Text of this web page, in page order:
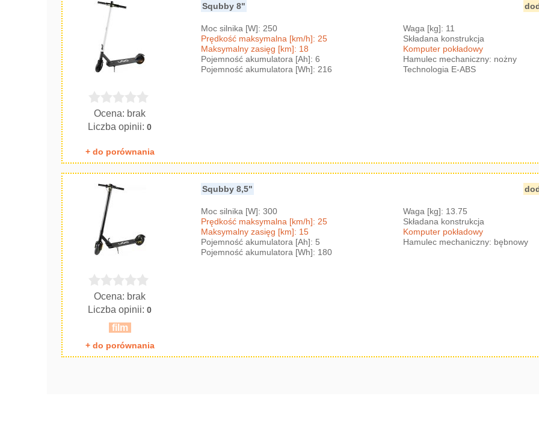
Squbby 8"
Ocena: brak
Liczba opinii:0
Moc silnika [W]: 250
Prędkość maksymalna [km/h]: 25
Maksymalny zasięg [km]: 18
Pojemność akumulatora [Ah]: 6
Pojemność akumulatora [Wh]: 216
Waga [kg]: 11
Składana konstrukcja
Komputer pokładowy
Hamulec mechaniczny: nożny
Technologia E-ABS
+ do porównania
Squbby 8,5"
Ocena: brak
Liczba opinii:0
film
Moc silnika [W]: 300
Prędkość maksymalna [km/h]: 25
Maksymalny zasięg [km]: 15
Pojemność akumulatora [Ah]: 5
Pojemność akumulatora [Wh]: 180
Waga [kg]: 13.75
Składana konstrukcja
Komputer pokładowy
Hamulec mechaniczny: bębnowy
+ do porównania